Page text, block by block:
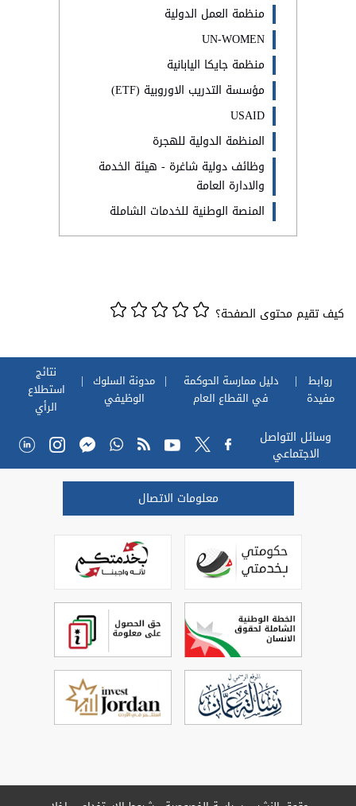
منظمة العمل الدولية
UN-WOMEN
منظمة جايكا اليابانية
مؤسسة التدريب الاوروبية (ETF)
USAID
المنظمة الدولية للهجرة
وظائف دولية شاغرة - هيئة الخدمة
والادارة العامة
المنصة الوطنية للخدمات الشاملة
كيف تقيم محتوى الصفحة؟
روابط
مفيدة
دليل ممارسة الحوكمة
في القطاع العام
مدونة السلوك
الوظيفي
نتائج
استطلاع
الرأي
وسائل التواصل
الاجتماعي
معلومات الاتصال